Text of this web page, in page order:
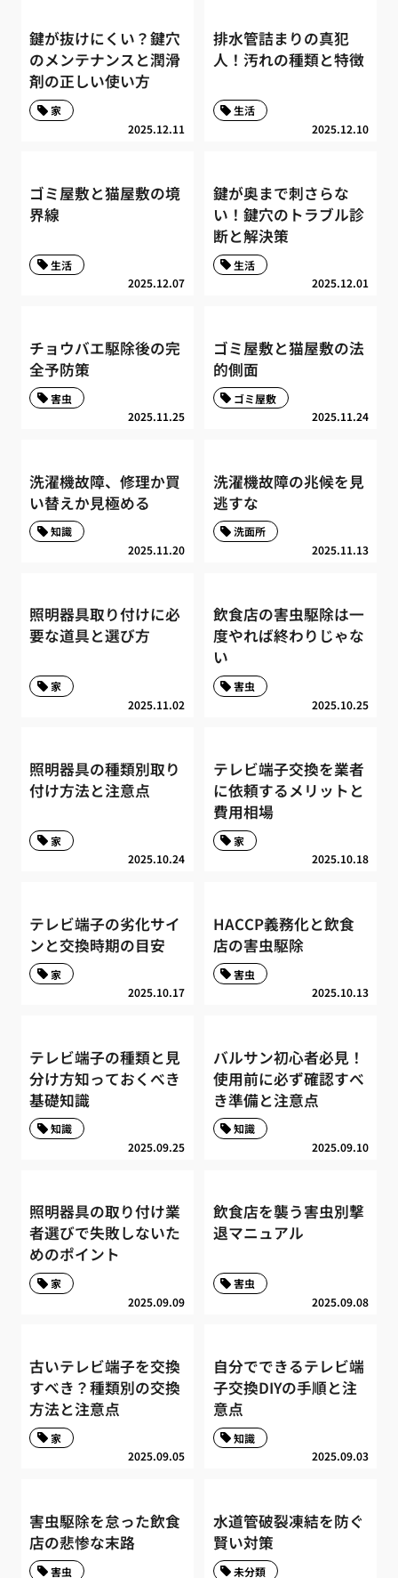
鍵が抜けにくい？鍵穴
のメンテナンスと潤滑
剤の正しい使い方
2025.12.11
家
排水管詰まりの真犯
人！汚れの種類と特徴
2025.12.10
生活
ゴミ屋敷と猫屋敷の境
界線
2025.12.07
生活
鍵が奥まで刺さらな
い！鍵穴のトラブル診
断と解決策
2025.12.01
生活
チョウバエ駆除後の完
全予防策
2025.11.25
害虫
ゴミ屋敷と猫屋敷の法
的側面
2025.11.24
ゴミ屋敷
洗濯機故障、修理か買
い替えか見極める
2025.11.20
知識
洗濯機故障の兆候を見
逃すな
2025.11.13
洗面所
照明器具取り付けに必
要な道具と選び方
2025.11.02
家
飲食店の害虫駆除は一
度やれば終わりじゃな
い
2025.10.25
害虫
照明器具の種類別取り
付け方法と注意点
2025.10.24
家
テレビ端子交換を業者
に依頼するメリットと
費用相場
2025.10.18
家
テレビ端子の劣化サイ
ンと交換時期の目安
2025.10.17
家
HACCP義務化と飲食
店の害虫駆除
2025.10.13
害虫
テレビ端子の種類と見
分け方知っておくべき
基礎知識
2025.09.25
知識
バルサン初心者必見！
使用前に必ず確認すべ
き準備と注意点
2025.09.10
知識
照明器具の取り付け業
者選びで失敗しないた
めのポイント
2025.09.09
家
飲食店を襲う害虫別撃
退マニュアル
2025.09.08
害虫
古いテレビ端子を交換
すべき？種類別の交換
方法と注意点
2025.09.05
家
自分でできるテレビ端
子交換DIYの手順と注
意点
2025.09.03
知識
害虫駆除を怠った飲食
店の悲惨な末路
害虫
水道管破裂凍結を防ぐ
賢い対策
未分類